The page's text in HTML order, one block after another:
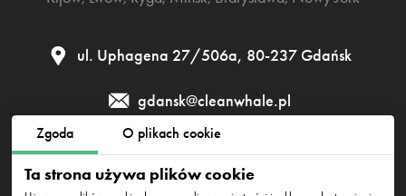
Zgoda O plikach cookie
Ta strona używa plików cookie
ul. Uphagena 27/506а, 80-237 Gdańsk
gdansk@cleanwhale.pl